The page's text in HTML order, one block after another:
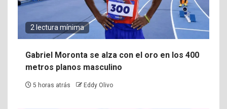
2 lectura mínima
Gabriel Moronta se alza con el oro en los 400
metros planos masculino
5 horas atrás Eddy Olivo